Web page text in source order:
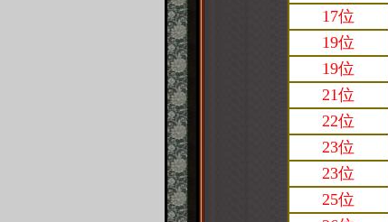
17位
19位
19位
21位
22位
23位
23位
25位